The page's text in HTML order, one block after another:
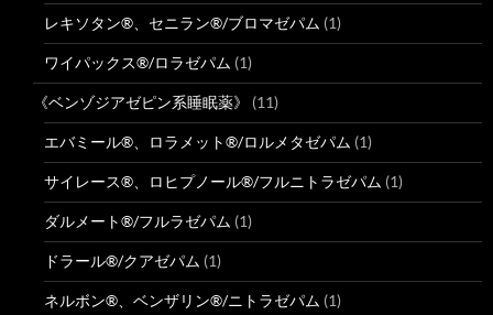
レキソタン®、セニラン®/ブロマゼパム (1)
ワイパックス®/ロラゼパム (1)
《ベンゾジアゼピン系睡眠薬》 (11)
エバミール®、ロラメット®/ロルメタゼパム (1)
サイレース®、ロヒプノール®/フルニトラゼパム (1)
ダルメート®/フルラゼパム (1)
ドラール®/クアゼパム (1)
ネルボン®、ベンザリン®/ニトラゼパム (1)